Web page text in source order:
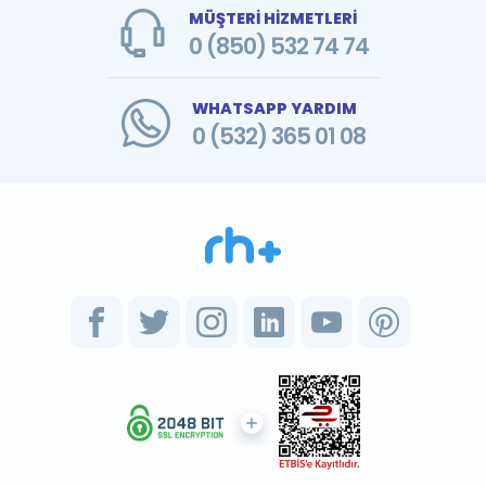
MÜŞTERİ HİZMETLERİ
0 (850) 532 74 74
WHATSAPP YARDIM
0 (532) 365 01 08